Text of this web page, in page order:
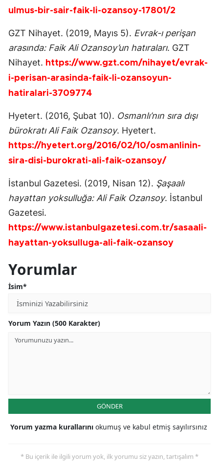
ulmus-bir-sair-faik-li-ozansoy-17801/2
GZT Nihayet. (2019, Mayıs 5). Evrak-ı perişan
arasında: Faik Ali Ozansoy’un hatıraları. GZT
Nihayet. https://www.gzt.com/nihayet/evrak-
i-perisan-arasinda-faik-li-ozansoyun-
hatiralari-3709774
Hyetert. (2016, Şubat 10). Osmanlı’nın sıra dışı
bürokratı Ali Faik Ozansoy. Hyetert.
https://hyetert.org/2016/02/10/osmanlinin-
sira-disi-burokrati-ali-faik-ozansoy/
İstanbul Gazetesi. (2019, Nisan 12). Şaşaalı
hayattan yoksulluğa: Ali Faik Ozansoy. İstanbul
Gazetesi.
https://www.istanbulgazetesi.com.tr/sasaali-
hayattan-yoksulluga-ali-faik-ozansoy
Yorumlar
İsim*
Yorum Yazın (500 Karakter)
GÖNDER
Yorum yazma kurallarını okumuş ve kabul etmiş sayılırsınız
* Bu içerik ile ilgili yorum yok, ilk yorumu siz yazın, tartışalım *